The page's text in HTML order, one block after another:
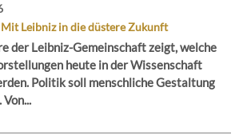
Leibniz in die düstere Zukunft
der Leibniz-Gemeinschaft zeigt, welche
heute in der Wissenschaft
Politik soll menschliche Gestaltung